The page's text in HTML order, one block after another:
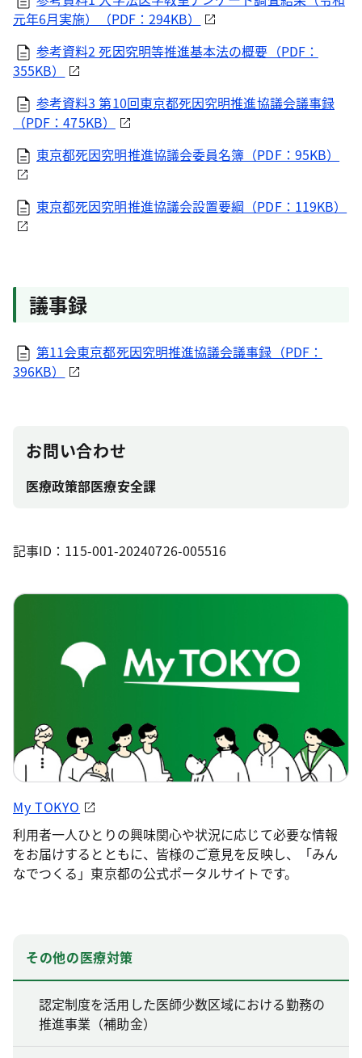
元年6月実施）（PDF：294KB）
参考資料2 死因究明等推進基本法の概要（PDF：
355KB）
参考資料3 第10回東京都死因究明推進協議会議事録
（PDF：475KB）
東京都死因究明推進協議会委員名簿（PDF：95KB）
東京都死因究明推進協議会設置要綱（PDF：119KB）
議事録
第11会東京都死因究明推進協議会議事録（PDF：
396KB）
お問い合わせ
医療政策部医療安全課
記事ID：115-001-20240726-005516
My TOKYO
利用者一人ひとりの興味関心や状況に応じて必要な情報
をお届けするとともに、皆様のご意見を反映し、「みん
なでつくる」東京都の公式ポータルサイトです。
その他の医療対策
認定制度を活用した医師少数区域における勤務の
推進事業（補助金）